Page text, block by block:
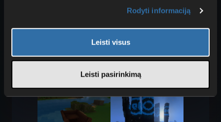
Rodyti informaciją
Leisti visus
Leisti pasirinkimą
Hytale transporto priemonės
ir Ancient Gateway